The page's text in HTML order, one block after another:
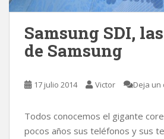
Samsung SDI,
de Samsung
17 julio 2014 Victor Deja un
Todos conocemos el gigante
pocos años sus teléfonos y sus